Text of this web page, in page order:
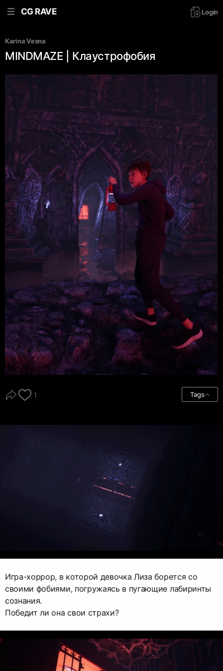
CG RAVE Login
Karina Vesna
MINDMAZE | Клаустрофобия
1 Tags
Игра-хоррор, в которой девочка Лиза борется со
своими фобиями, погружаясь в пугающие лабиринты
сознания.
Победит ли она свои страхи?